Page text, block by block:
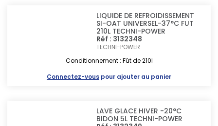
LIQUIDE DE REFROIDISSEMENT
SI-OAT UNIVERSEL-37°C FUT
210L TECHNI-POWER
Réf : 3132348
TECHNI-POWER
Conditionnement : Fût de 210l
Connectez-vous pour ajouter au panier
LAVE GLACE HIVER -20°C
BIDON 5L TECHNI-POWER